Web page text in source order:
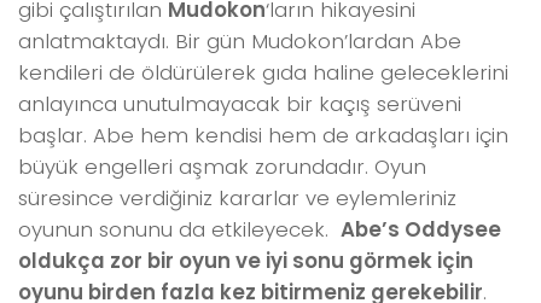
gibi çalıştırılan Mudokon‘ların hikayesini
anlatmaktaydı. Bir gün Mudokon’lardan Abe
kendileri de öldürülerek gıda haline geleceklerini
anlayınca unutulmayacak bir kaçış serüveni
başlar. Abe hem kendisi hem de arkadaşları için
büyük engelleri aşmak zorundadır. Oyun
süresince verdiğiniz kararlar ve eylemleriniz
oyunun sonunu da etkileyecek. Abe’s Oddysee
oldukça zor bir oyun ve iyi sonu görmek için
oyunu birden fazla kez bitirmeniz gerekebilir.